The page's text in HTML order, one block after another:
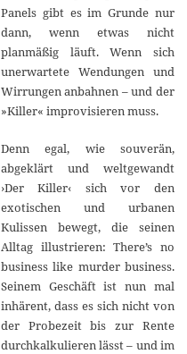
Panels gibt es im Grunde nur
dann, wenn etwas nicht
planmäßig läuft. Wenn sich
unerwartete Wendungen und
Wirrungen anbahnen – und der
»Killer« improvisieren muss.
Denn egal, wie souverän,
abgeklärt und weltgewandt
›Der Killer‹ sich vor den
exotischen und urbanen
Kulissen bewegt, die seinen
Alltag illustrieren: There’s no
business like murder business.
Seinem Geschäft ist nun mal
inhärent, dass es sich nicht von
der Probezeit bis zur Rente
durchkalkulieren lässt – und im